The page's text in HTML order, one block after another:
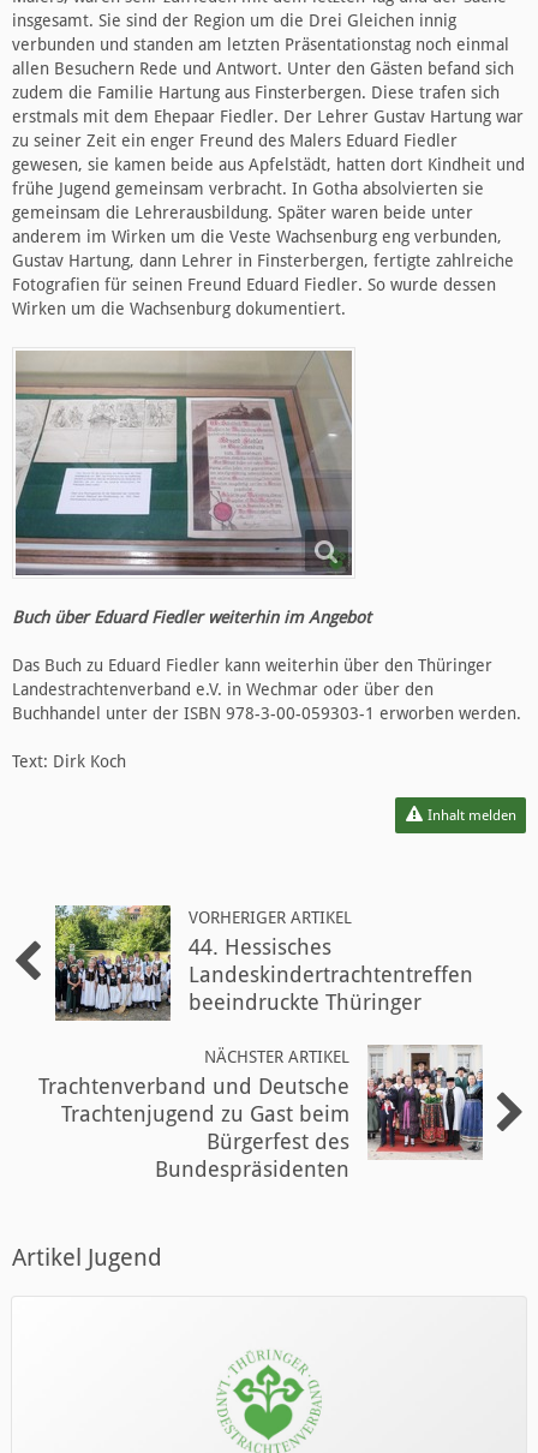
insgesamt. Sie sind der Region um die Drei Gleichen innig
verbunden und standen am letzten Präsentationstag noch einmal
allen Besuchern Rede und Antwort. Unter den Gästen befand sich
zudem die Familie Hartung aus Finsterbergen. Diese trafen sich
erstmals mit dem Ehepaar Fiedler. Der Lehrer Gustav Hartung war
zu seiner Zeit ein enger Freund des Malers Eduard Fiedler
gewesen, sie kamen beide aus Apfelstädt, hatten dort Kindheit und
frühe Jugend gemeinsam verbracht. In Gotha absolvierten sie
gemeinsam die Lehrerausbildung. Später waren beide unter
anderem im Wirken um die Veste Wachsenburg eng verbunden,
Gustav Hartung, dann Lehrer in Finsterbergen, fertigte zahlreiche
Fotografien für seinen Freund Eduard Fiedler. So wurde dessen
Wirken um die Wachsenburg dokumentiert.
Buch über Eduard Fiedler weiterhin im Angebot
Das Buch zu Eduard Fiedler kann weiterhin über den Thüringer
Landestrachtenverband e.V. in Wechmar oder über den
Buchhandel unter der ISBN 978-3-00-059303-1 erworben werden.
Text: Dirk Koch
Inhalt melden
VORHERIGER ARTIKEL
44. Hessisches
Landeskindertrachtentreffen
beeindruckte Thüringer
NÄCHSTER ARTIKEL
Trachtenverband und Deutsche
Trachtenjugend zu Gast beim
Bürgerfest des
Bundespräsidenten
Artikel Jugend